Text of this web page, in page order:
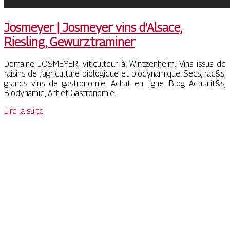
Josmeyer | Josmeyer vins d’Alsace,
Riesling, Gewurztrami­ner
Domaine JOSMEYER, viticulteur à Wintzenheim. Vins issus de
raisins de l’agriculture biologique et biodynamique. Secs, rac&s,
grands vins de gastronomie. Achat en ligne. Blog Actualit&s,
Biodynamie, Art et Gastronomie.
Lire la suite